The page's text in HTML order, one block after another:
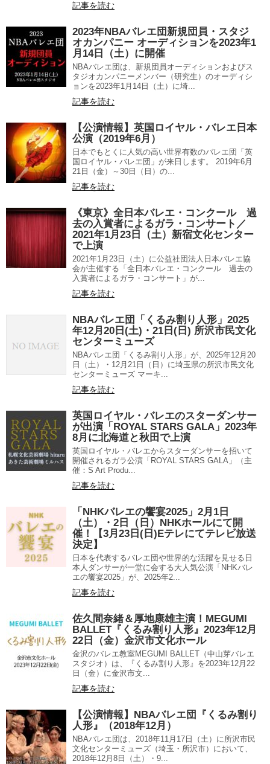
記事を読む
2023年NBAバレエ団新規団員・スタジ
オカンパニー オーディションを2023年1
月14日（土）に開催
NBAバレエ団は、新規団員オーディションおよびス
タジオカンパニーメンバー（研究生）のオーディシ
ョンを2023年1月14日（土）に埼...
記事を読む
【公演情報】英国ロイヤル・バレエ日本
公演（2019年6月）
日本でもとくに人気の高い世界有数のバレエ団「英
国ロイヤル・バレエ団」が来日します。 2019年6月
21日（金）～30日（日）の...
記事を読む
《東京》全日本バレエ・コンクール 過
去の入賞者によるガラ・コンサート／
2021年1月23日（土）新宿文化センター
で上演
2021年1月23日（土）に公益社団法人日本バレエ協
会が主催する「全日本バレエ・コンクール 過去の
入賞者によるガラ・コンサート」が...
記事を読む
NBAバレエ団「くるみ割り人形」2025
年12月20日(土)・21日(日) 所沢市民文化
センターミューズ
NBAバレエ団「くるみ割り人形」が、2025年12月20
日（土）・12月21日（日）に埼玉県の所沢市民文化
センターミューズ マーキ...
記事を読む
英国ロイヤル・バレエのスターダンサー
が出演「ROYAL STARS GALA」2023年
8月に北海道と秋田で上演
英国ロイヤル・バレエからスターダンサーを招いて
開催されるガラ公演「ROYAL STARS GALA」（主
催：S Art Produ...
記事を読む
「NHKバレエの饗宴2025」2月1日
（土）・2日（日）NHKホールにて開
催！【3月23日(日)Eテレにてテレビ放送
決定】
日本を代表するバレエ団や世界的な活躍を見せる日
本人ダンサーが一堂に会する大人気公演「NHKバレ
エの饗宴2025」が、2025年2...
記事を読む
佐久間奈緒＆厚地康雄主演！MEGUMI
BALLET『くるみ割り人形』2023年12月
22日（金）金沢市文化ホール
金沢のバレエ教室MEGUMI BALLET（中山芽バレエ
スタジオ）は、『くるみ割り人形』を2023年12月22
日（金）に金沢市文...
記事を読む
【公演情報】NBAバレエ団『くるみ割り
人形』（2018年12月）
NBAバレエ団は、2018年11月17日（土）に所沢市民
文化センターミューズ（埼玉・所沢市）において、
2018年12月8日（土）・9...